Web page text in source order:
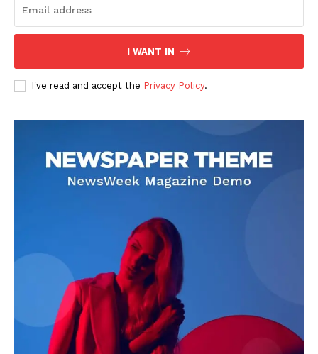
DOWNLOAD NOW
AIN NEWS 1
Contact Us
About Us
Privacy Policy
Terms of Use Agreement
I WANT IN
I've read and accept the Privacy Policy.